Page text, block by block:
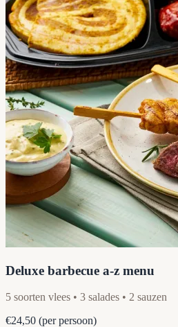
Deluxe barbecue a-z menu
5 soorten vlees • 3 salades • 2 sauzen
€24,50 (per persoon)